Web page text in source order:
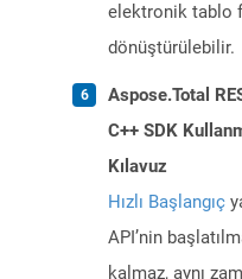
elektronik tablo
dönüştürülebilir.
Aspose.Total
C++ SDK
Kılavuz
Hızlı Başlangıç
API’nin
kalmaz, aynı